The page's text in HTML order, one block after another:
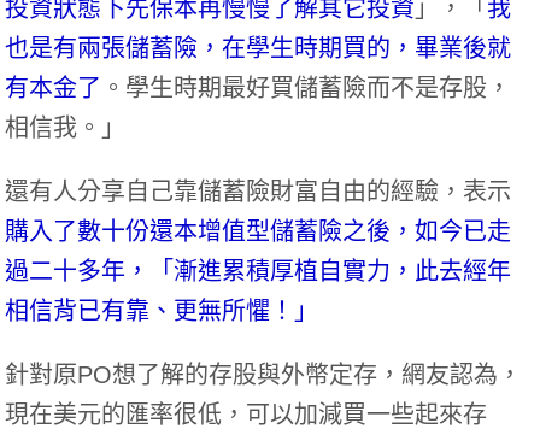
投資狀態下先保本再慢慢了解其它投資 」，「 我
也是有兩張儲蓄險，在學生時期買的，畢業後就
有本金了 。學生時期最好買儲蓄險而不是存股，
相信我。」
還有人分享自己靠儲蓄險財富自由的經驗，表示
購入了數十份還本增值型儲蓄險之後，如今已走
過二十多年，「漸進累積厚植自實力，此去經年
相信背已有靠、更無所懼！」
針對原PO想了解的存股與外幣定存，網友認為，
現在美元的匯率很低，可以加減買一些起來存